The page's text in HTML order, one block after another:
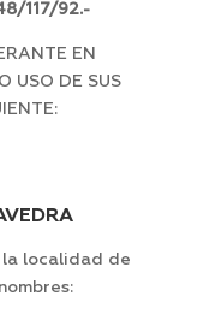
117/92.-
EN
USO DE SUS
la localidad de